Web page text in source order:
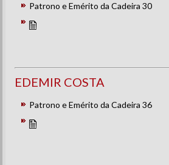
Patrono e Emérito da Cadeira 30
EDEMIR COSTA
Patrono e Emérito da Cadeira 36